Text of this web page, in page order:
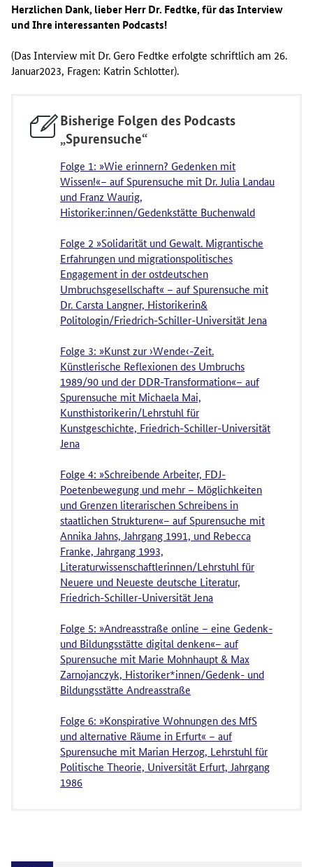
Herzlichen Dank, lieber Herr Dr. Fedtke, für das Interview
und Ihre interessanten Podcasts!
(Das Interview mit Dr. Gero Fedtke erfolgte schriftlich am 26.
Januar2023, Fragen: Katrin Schlotter).
Bisherige Folgen des Podcasts
„Spurensuche“
Folge 1: »Wie erinnern? Gedenken mit
Wissen!«– auf Spurensuche mit Dr. Julia Landau
und Franz Waurig,
Historiker:innen/Gedenkstätte Buchenwald
Folge 2 »Solidarität und Gewalt. Migrantische
Erfahrungen und migrationspolitisches
Engagement in der ostdeutschen
Umbruchsgesellschaft« – auf Spurensuche mit
Dr. Carsta Langner, Historikerin&
Politologin/Friedrich-Schiller-Universität Jena
Folge 3: »Kunst zur ›Wende‹-Zeit.
Künstlerische Reflexionen des Umbruchs
1989/90 und der DDR-Transformation«– auf
Spurensuche mit Michaela Mai,
Kunsthistorikerin/Lehrstuhl für
Kunstgeschichte, Friedrich-Schiller-Universität
Jena
Folge 4: »Schreibende Arbeiter, FDJ-
Poetenbewegung und mehr – Möglichkeiten
und Grenzen literarischen Schreibens in
staatlichen Strukturen«– auf Spurensuche mit
Annika Jahns, Jahrgang 1991, und Rebecca
Franke, Jahrgang 1993,
Literaturwissenschaftlerinnen/Lehrstuhl für
Neuere und Neueste deutsche Literatur,
Friedrich-Schiller-Universität Jena
Folge 5: »Andreasstraße online – eine Gedenk-
und Bildungsstätte digital denken«– auf
Spurensuche mit Marie Mohnhaupt & Max
Zarnojanczyk, Historiker*innen/Gedenk- und
Bildungsstätte Andreasstraße
Folge 6: »Konspirative Wohnungen des MfS
und alternative Räume in Erfurt« – auf
Spurensuche mit Marian Herzog, Lehrstuhl für
Politische Theorie, Universität Erfurt, Jahrgang
1986